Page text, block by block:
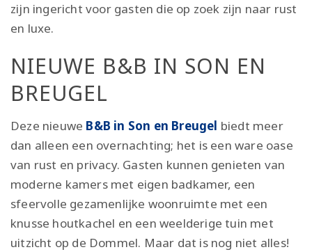
zijn ingericht voor gasten die op zoek zijn naar rust
en luxe.
NIEUWE B&B IN SON EN
BREUGEL
Deze nieuwe B&B in Son en Breugel biedt meer
dan alleen een overnachting; het is een ware oase
van rust en privacy. Gasten kunnen genieten van
moderne kamers met eigen badkamer, een
sfeervolle gezamenlijke woonruimte met een
knusse houtkachel en een weelderige tuin met
uitzicht op de Dommel. Maar dat is nog niet alles!